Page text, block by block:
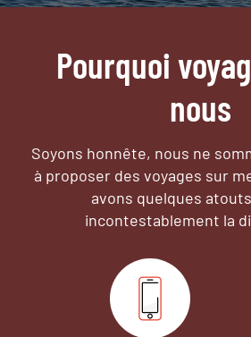
Pourquoi
nous
Soyons honnête, nous ne
à proposer des voyages sur
avons quelques
incontestablement la